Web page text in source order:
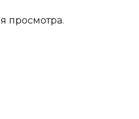
просмотра.